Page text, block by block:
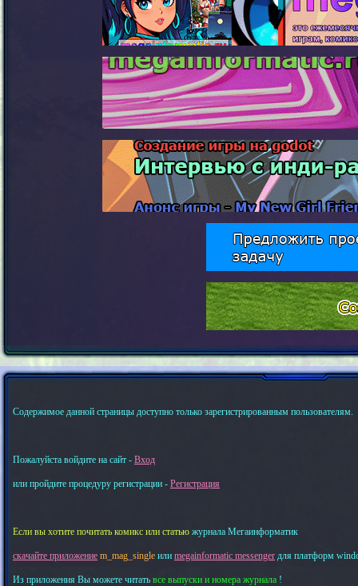
Содержимое данной страницы доступно только зарегистрированным пользователям.
Пожалуйста войдите на сайт - Вход
или пройдите процедуру регистрации - Регистрация
Если вы хотите почитать комикс или статью журнала Мегаинформатик
скачайте приложение m_mag_single или megainformatic messenger для платформ
Из приложения Вы можете читать все выпуски и номера журнала !